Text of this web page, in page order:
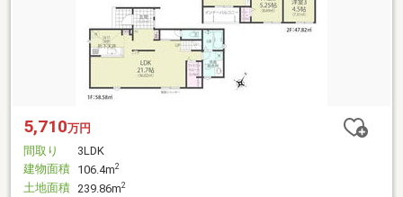
5,710万円
間取り
3LDK
建物面積 106.4m2
土地面積 239.86m2